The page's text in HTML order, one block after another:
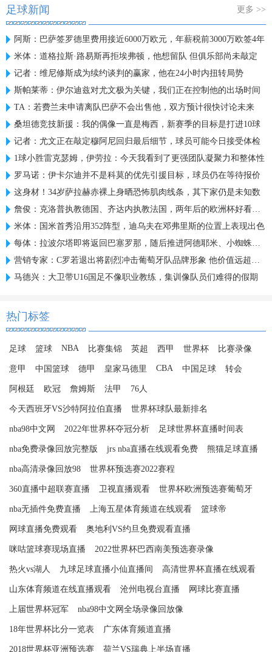
足球新闻 更多 >>
阿斯：巴萨签罗德里费用接近6000万欧元，年薪税前3000万欧签4年
米体：道格拉斯·路易斯再拒埃弗顿，他想留队 但俱乐部尚未敲定
记者：维尼修斯成为续约谈判的赢家，他在24小时内扭转局势
斯帕莱蒂：伊尔迪兹对尤文极为关键，我们正在控制他的出场时间
TA：若费兰未申请离队巴萨不会出售他，双方预计很快讨论未来
桑坦德竞技新援：我的偶像一直是梅西，新赛季的目标是打进10球
记者：尤文正在敲定穆阿尼回归最后细节，球员可能今日接受体检
1球小胜雷克瑟姆，伊劳拉：今天我看到了更强团队凝聚力和整体性
罗马诺：伊卡尔迪并不是科莫的优先引援目标，球员仍在等待报价
这身材！34岁萨拉赫赤裸上身晒恐怖肌肉线条，其下家仍是未知数
詹俊：克洛普执教德国、齐达内执教法国，两年后的欧洲杯好看了！
米体：国米首秀沿用352阵型，迪乌夫在邓弗里斯的位置上表现出色
每体：拉波尔塔即将返回巴塞罗那，随后推进阿德耶米、小蜘蛛转会
营销专家：C罗若退出将剧烈冲击葡萄牙队品牌形象 他价值远超全队
马德兴：大卫带U16国足不像职业教练，集训像队员们难得的假期
热门标签
足球 篮球 NBA 比赛集锦 英超 西甲 世界杯 比赛录像
意甲 中国篮球 德甲 皇家马德里 CBA 中国足球 转会
阿根廷 欧冠 詹姆斯 法甲 76人
今天西班牙VS沙特阿拉伯直播 世界杯球队最新排名
nba98中文网 2022年世界杯夺冠分析 足球世界杯直播时间表
nba免费录像回放完整版 jrs nba直播在线观看免费 熊猫足球直播
nba高清录像回放98 世界杯预选赛2022赛程
360直播中超联赛直播 卫视直播观看 世界杯欧洲预选赛葡萄牙
nba无插件免费直播 上海五星体育频道在线观看 篮球帝
网球直播免费观看 奥地利VS约旦免费观看直播
咪咕篮球赛现场直播 2022世界杯巴西南美预选赛录像
热火vs湖人 九球足球直播小仙直播间 高清世界杯直播在线观看
山东体育频道在线直播观看 沧州电视台直播 网球比赛直播
上届世界杯冠军 nba98中文网全场录像回放像
18年世界杯比分一览表 广东体育频道直播
2018世界杯亚洲预选赛 荷兰VS瑞典上半场直播